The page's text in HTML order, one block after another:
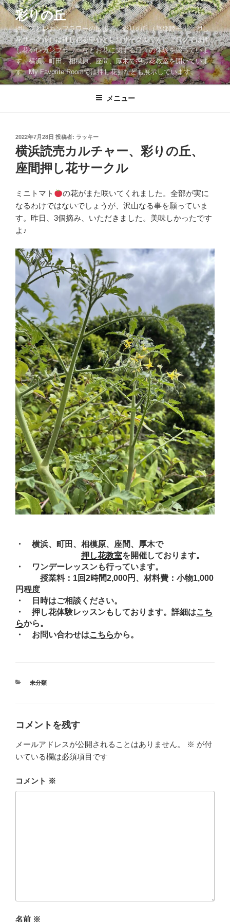
コ
ン
テ
ン
ツ
へ
ス
彩りの丘
押し花とレカンフラワーの散歩道。彩りの丘（草部睦子主宰押し
花サークル）は押し花を中心としたサークルです。ブログでは押
し花やレカンフラワーなどお花に関する日々の体験を綴っていま
す。横浜、町田、相模原、座間、厚木で押し花教室を開いていま
す。My Favorite Roomでは押し花額なども展示しています。
メニュー
投
稿
日:
2022年7月28日 投稿者: ラッキー
横浜読売カルチャー、彩りの丘、
座間押し花サークル
ミニトマト
の花がまた咲いてくれました。全部が実に
なるわけではないでしょうが、沢山なる事を願っていま
す。昨日、3個摘み、いただきました。美味しかったです
よ♪
・ 横浜、町田、相模原、座間、厚木で
押し花教室を開催しております。
・ ワンデーレッスンも行っています。
授業料：1回2時間2,000円、材料費：小物1,000
円程度
・ 日時はご相談ください。
・ 押し花体験レッスンもしております。詳細はこち
らから。
・ お問い合わせはこちらから。
カ
未分類
コメントを残す
メールアドレスが公開されることはありません。 ※ が付
いている欄は必須項目です
コメント ※
名前 ※